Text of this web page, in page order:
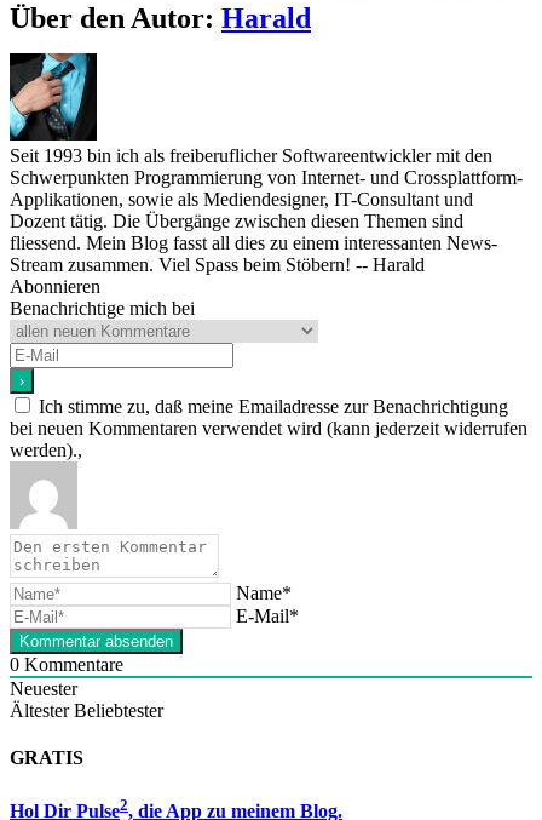
Über den Autor: Harald
Seit 1993 bin ich als freiberuflicher Softwareentwickler mit den
Schwerpunkten Programmierung von Internet- und Crossplattform-
Applikationen, sowie als Mediendesigner, IT-Consultant und
Dozent tätig. Die Übergänge zwischen diesen Themen sind
fliessend. Mein Blog fasst all dies zu einem interessanten News-
Stream zusammen. Viel Spass beim Stöbern! -- Harald
Abonnieren
Benachrichtige mich bei
Ich stimme zu, daß meine Emailadresse zur Benachrichtigung
bei neuen Kommentaren verwendet wird (kann jederzeit widerrufen
werden).,
Name*
E-Mail*
0 Kommentare
Neuester
Ältester Beliebtester
GRATIS
Hol Dir Pulse2, die App zu meinem Blog.